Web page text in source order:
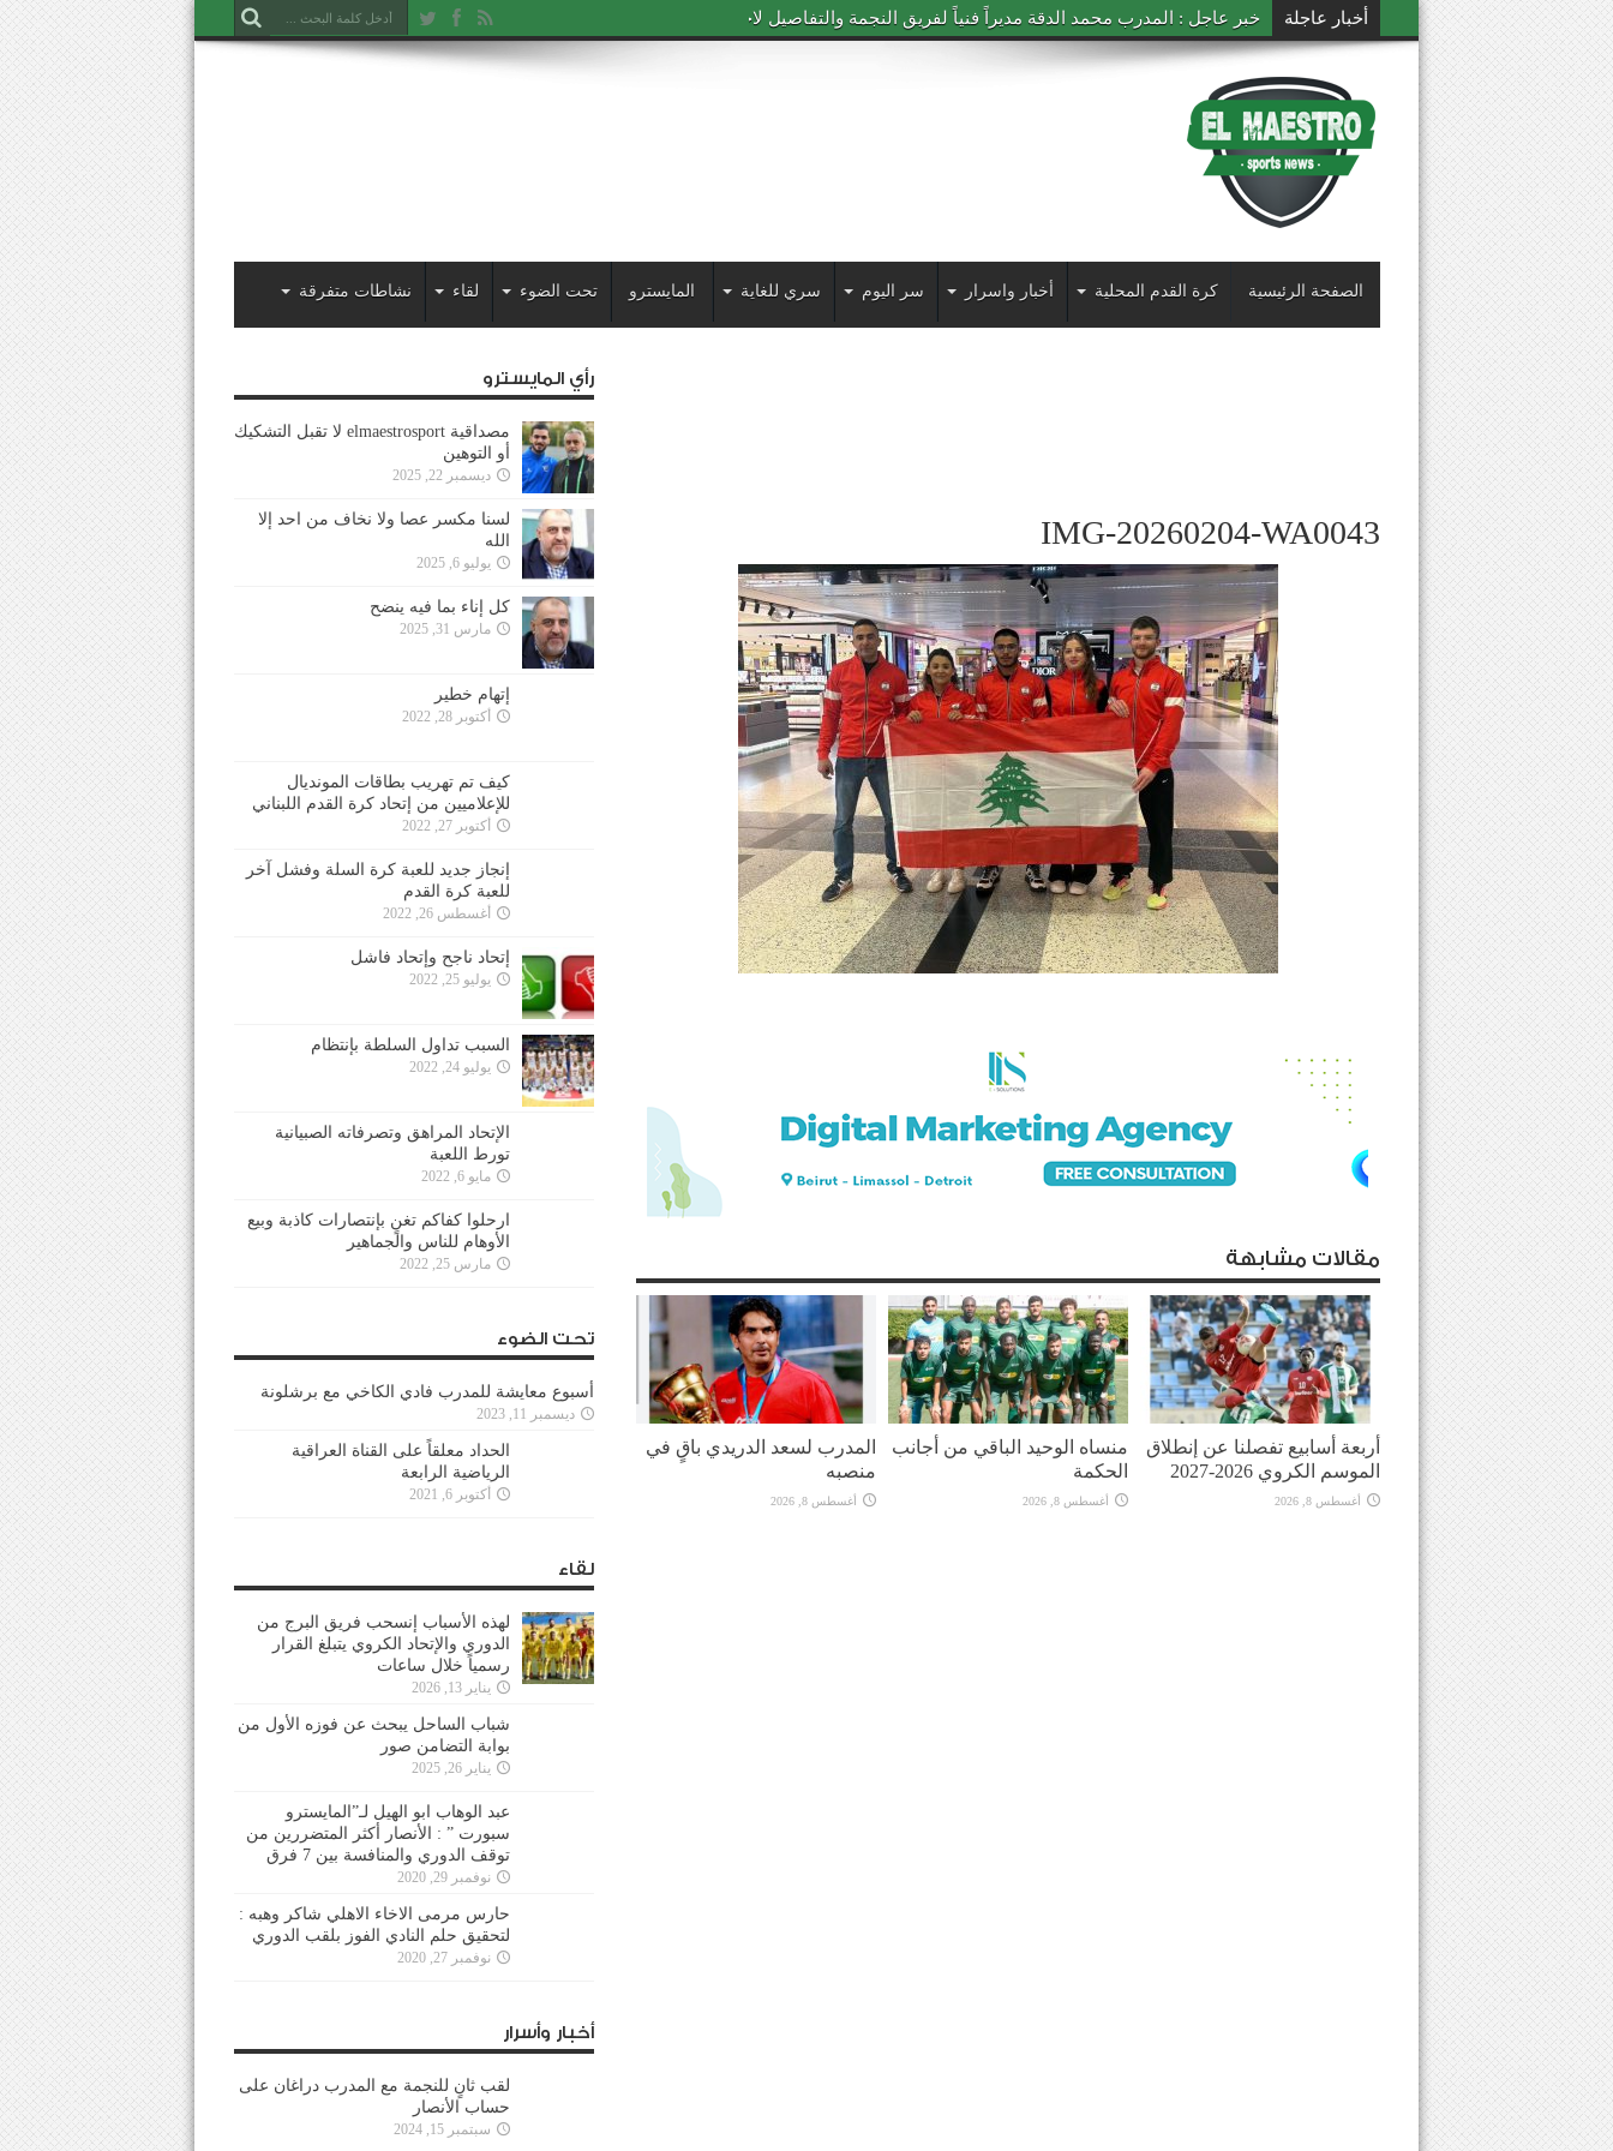
أخبار عاجلة خبر عاجل : المدرب محمد الدقة مديراً فنياً لفريق النجمة والتفاصيل لاحقاً
الصفحة الرئيسية كرة القدم المحلية أخبار واسرار سر اليوم سري للغاية المايسترو تحت الضوء لقاء نشاطات متفرقة
IMG-20260204-WA0043
مقالات مشابهة
أربعة أسابيع تفصلنا عن إنطلاق
الموسم الكروي 2026-2027
أغسطس 8, 2026
منساه الوحيد الباقي من أجانب
الحكمة
أغسطس 8, 2026
المدرب لسعد الدريدي باقٍ في
منصبه
أغسطس 8, 2026
رأي المايسترو
مصداقية elmaestrosport لا تقبل التشكيك
أو التوهين
ديسمبر 22, 2025
لسنا مكسر عصا ولا نخاف من احد إلا
الله
يوليو 6, 2025
كل إناء بما فيه ينضح
مارس 31, 2025
إتهام خطير
أكتوبر 28, 2022
كيف تم تهريب بطاقات المونديال
للإعلاميين من إتحاد كرة القدم اللبناني
أكتوبر 27, 2022
إنجاز جديد للعبة كرة السلة وفشل آخر
للعبة كرة القدم
أغسطس 26, 2022
إتحاد ناجح وإتحاد فاشل
يوليو 25, 2022
السبب تداول السلطة بإنتظام
يوليو 24, 2022
الإتحاد المراهق وتصرفاته الصبيانية
تورط اللعبة
مايو 6, 2022
ارحلوا كفاكم تغنٍ بإنتصارات كاذبة وبيع
الأوهام للناس والجماهير
مارس 25, 2022
تحت الضوء
أسبوع معايشة للمدرب فادي الكاخي مع برشلونة
ديسمبر 11, 2023
الحداد معلقاً على القناة العراقية
الرياضية الرابعة
أكتوبر 6, 2021
لقاء
لهذه الأسباب إنسحب فريق البرج من
الدوري والإتحاد الكروي يتبلغ القرار
رسمياً خلال ساعات
يناير 13, 2026
شباب الساحل يبحث عن فوزه الأول من
بوابة التضامن صور
يناير 26, 2025
عبد الوهاب ابو الهيل لـ”المايسترو
سبورت ” : الأنصار أكثر المتضررين من
توقف الدوري والمنافسة بين 7 فرق
نوفمبر 29, 2020
حارس مرمى الاخاء الاهلي شاكر وهبه :
لتحقيق حلم النادي الفوز بلقب الدوري
نوفمبر 27, 2020
أخبار وأسرار
لقب ثانٍ للنجمة مع المدرب دراغان على
حساب الأنصار
سبتمبر 15, 2024